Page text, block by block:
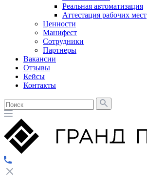
Реальная автоматизация
Аттестация рабочих мест
Ценности
Манифест
Сотрудники
Партнеры
Вакансии
Отзывы
Кейсы
Контакты